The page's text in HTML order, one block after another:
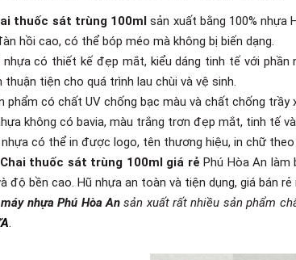
thuốc sát trùng 100ml sản xuất bằng 100% nhựa
hồi cao, có thể bóp méo mà không bị biến dạng.
nhựa có thiết kế đẹp mắt, kiểu dáng tinh tế với
thuận tiện cho quá trình lau chùi và vệ sinh.
phẩm có chất UV chống bạc màu và chất chống
không có bavia, màu trắng trơn đẹp mắt, tinh tế
có thể in được logo, tên thương hiệu, in chữ
Chai thuốc sát trùng 100ml giá rẻ Phú Hòa An làm
độ bền cao. Hũ nhựa an toàn và tiện dụng, giá bán
nhựa Phú Hòa Ansản xuất rất nhiều sản phẩm
.